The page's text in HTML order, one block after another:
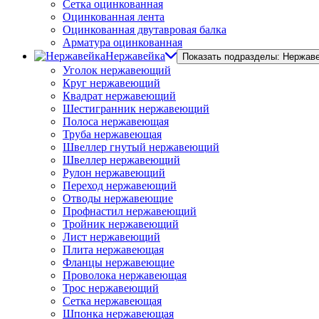
Сетка оцинкованная
Оцинкованная лента
Оцинкованная двутавровая балка
Арматура оцинкованная
Нержавейка
Показать подразделы:
Уголок нержавеющий
Круг нержавеющий
Квадрат нержавеющий
Шестигранник нержавеющий
Полоса нержавеющая
Труба нержавеющая
Швеллер гнутый нержавеющий
Швеллер нержавеющий
Рулон нержавеющий
Переход нержавеющий
Отводы нержавеющие
Профнастил нержавеющий
Тройник нержавеющий
Лист нержавеющий
Плита нержавеющая
Фланцы нержавеющие
Проволока нержавеющая
Трос нержавеющий
Сетка нержавеющая
Шпонка нержавеющая